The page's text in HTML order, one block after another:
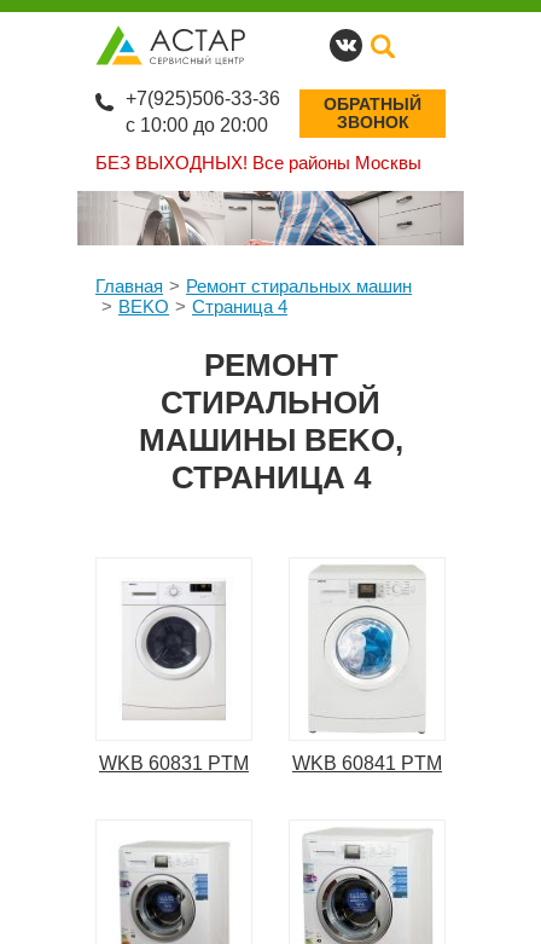
БЕЗ ВЫХОДНЫХ! Все районы Москвы
+7(925)506-33-36
с 10:00 до 20:00
ОБРАТНЫЙ
ЗВОНОК
Главная
Ремонт стиральных машин
BEKO
Страница 4
РЕМОНТ
СТИРАЛЬНОЙ
МАШИНЫ BEKO,
СТРАНИЦА 4
WKB 60831 PTM WKB 60841 PTM